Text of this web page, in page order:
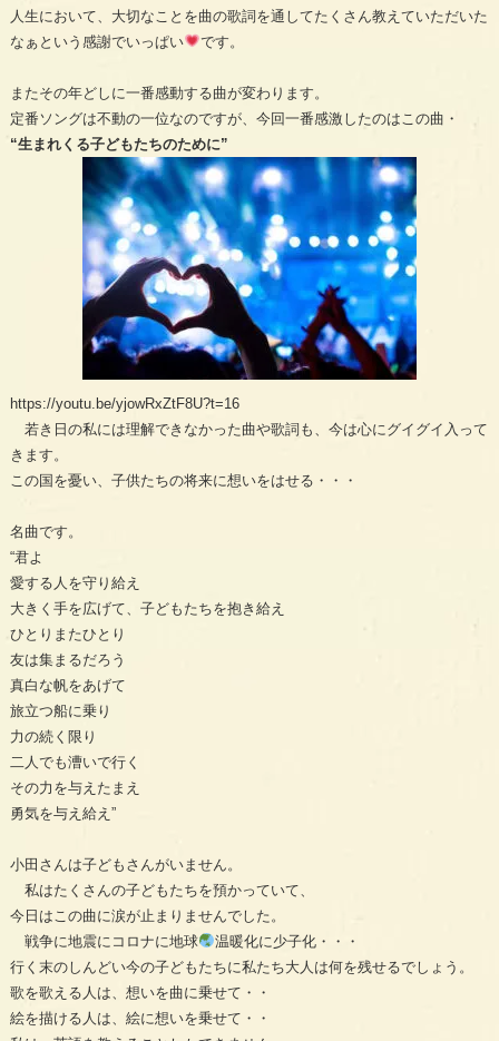
人生において、大切なことを曲の歌詞を通してたくさん教えていただいた
なぁという感謝でいっぱい
です。
またその年どしに一番感動する曲が変わります。
定番ソングは不動の一位なのですが、今回一番感激したのはこの曲・
“生まれくる子どもたちのために”
https://youtu.be/yjowRxZtF8U?t=16
若き日の私には理解できなかった曲や歌詞も、今は心にグイグイ入って
きます。
この国を憂い、子供たちの将来に想いをはせる・・・
名曲です。
“君よ
愛する人を守り給え
大きく手を広げて、子どもたちを抱き給え
ひとりまたひとり
友は集まるだろう
真白な帆をあげて
旅立つ船に乗り
力の続く限り
二人でも漕いで行く
その力を与えたまえ
勇気を与え給え”
小田さんは子どもさんがいません。
私はたくさんの子どもたちを預かっていて、
今日はこの曲に涙が止まりませんでした。
戦争に地震にコロナに地球
温暖化に少子化・・・
行く末のしんどい今の子どもたちに私たち大人は何を残せるでしょう。
歌を歌える人は、想いを曲に乗せて・・
絵を描ける人は、絵に想いを乗せて・・